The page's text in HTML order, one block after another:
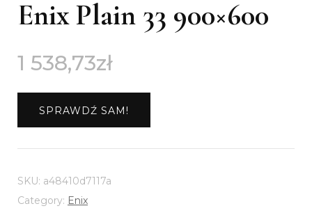
Enix Plain 33 900×600
1 538,73zł
SPRAWDŹ SAM!
SKU: a48410d7117a
Category: Enix